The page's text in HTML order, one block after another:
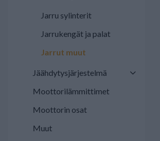
Jarru sylinterit
Jarrukengät ja palat
Jarrut muut
Jäähdytysjärjestelmä
Moottorilämmittimet
Moottorin osat
Muut